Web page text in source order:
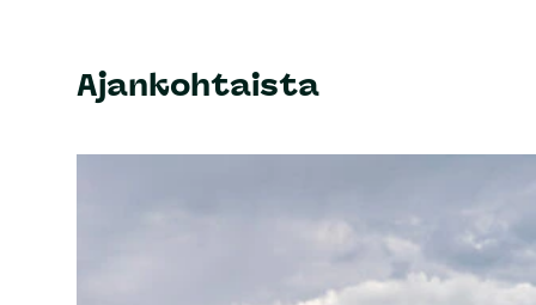
Ajankohtaista